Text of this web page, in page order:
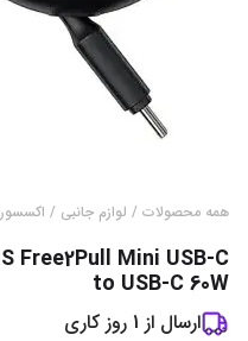
همه محصولات / لوازم جانبی /
Free2Pull Mini USB-C
to USB-C 60W
ارسال از 1 روز کاری